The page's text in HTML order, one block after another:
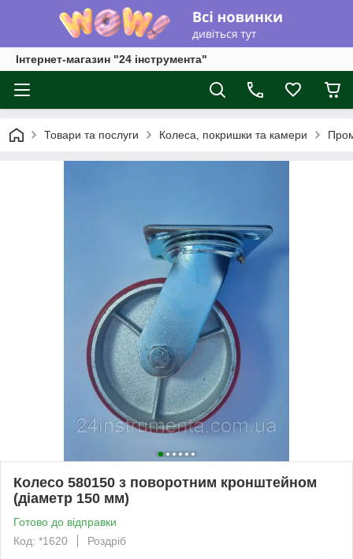
Інтернет-магазин "24 інструмента"
Товари та послуги Колеса, покришки та камери
Колесо 580150 з поворотним кронштейном
(діаметр 150 мм)
Готово до відправки
Код: *1620
Роздріб